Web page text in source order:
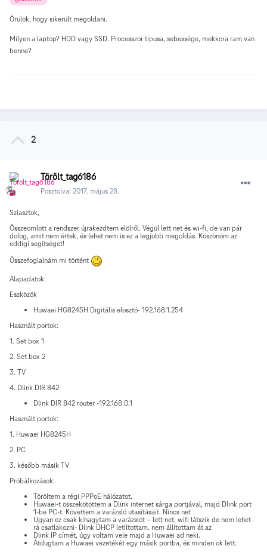
Örülök, hogy sikerült megoldani.
Milyen a laptop? HDD vagy SSD. Processzor tipusa, sebessége, mekkora ram van
benne?
2
Törölt_tag6186
Posztolva: 2017. május 28.
Sziasztok,
Összeomlott a rendszer újrakezdtem elölről. Végül lett net és wi-fi, de van pár
dolog, amit nem értek, és lehet nem is ez a legjobb megoldás. Köszönöm az
eddigi segítséget!
Összefoglalnám mi történt
Alapadatok:
Eszközök
Huwaei HG8245H Digitális elosztó- 192.168.1.254
Használt portok:
1. Set box 1
2. Set box 2
3. TV
4. Dlink DIR 842
Dlink DIR 842 router -192.168.0.1
Használt portok:
1. Huwaei HG8245H
2. PC
3. később másik TV
Próbálkozások:
Töröltem a régi PPPoE hálózatot.
Huwaei-t összekötöttem a Dlink internet sárga portjával, majd Dlink port
1-be PC-t. Követtem a varázsló utasításait. Nincs net
Ugyan ez csak kihagytam a varázslót – lett net, wifi látszik de nem lehet
rá csatlakozni- Dlink DHCP letiltottam. nem állítottam át az
Dlink IP címét, úgy voltam vele majd a Huwaei ad neki.
Átdugtam a Huwaei vezetékét egy másik portba, és minden ok lett.